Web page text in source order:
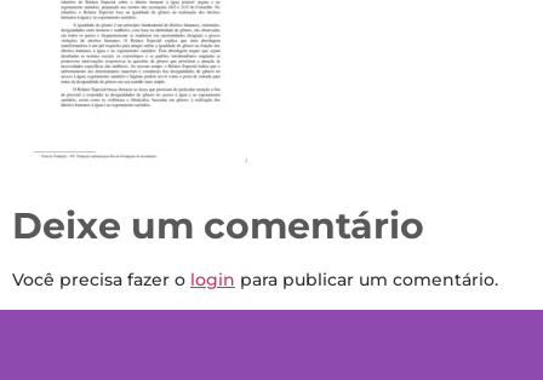
Deixe um comentário
Você precisa fazer o login para publicar um comentário.